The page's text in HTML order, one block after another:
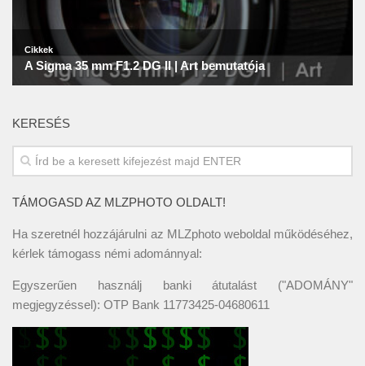
KERESÉS
TÁMOGASD AZ MLZPHOTO OLDALT!
Ha szeretnél hozzájárulni az MLZphoto weboldal működéséhez,
kérlek támogass némi adománnyal:
Egyszerűen használj banki átutalást ("ADOMÁNY"
megjegyzéssel): OTP Bank 11773425-04680611